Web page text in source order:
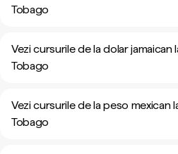
Tobago
Vezi cursurile de la dolar jamaican
Tobago
Vezi cursurile de la peso mexican
Tobago